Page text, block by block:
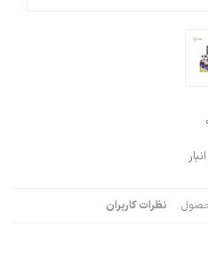
نظرات کاربران